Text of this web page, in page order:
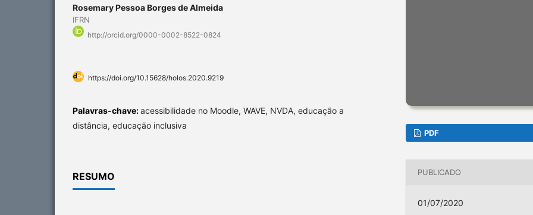
Rosemary Pessoa Borges de Almeida
IFRN
http://orcid.org/0000-0002-8522-0824
https://doi.org/10.15628/holos.2020.9219
Palavras-chave:acessibilidade no Moodle, WAVE, NVDA, educação a
distância, educação inclusiva
RESUMO
PDF
PUBLICADO
01/07/2020